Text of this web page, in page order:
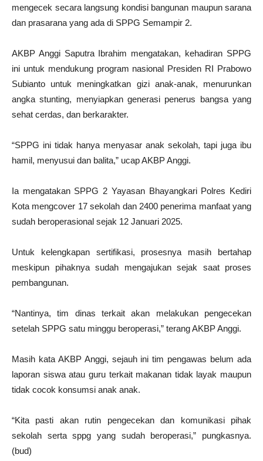
mengecek secara langsung kondisi bangunan maupun sarana
dan prasarana yang ada di SPPG Semampir 2.
AKBP Anggi Saputra Ibrahim mengatakan, kehadiran SPPG
ini untuk mendukung program nasional Presiden RI Prabowo
Subianto untuk meningkatkan gizi anak-anak, menurunkan
angka stunting, menyiapkan generasi penerus bangsa yang
sehat cerdas, dan berkarakter.
“SPPG ini tidak hanya menyasar anak sekolah, tapi juga ibu
hamil, menyusui dan balita,” ucap AKBP Anggi.
Ia mengatakan SPPG 2 Yayasan Bhayangkari Polres Kediri
Kota mengcover 17 sekolah dan 2400 penerima manfaat yang
sudah beroperasional sejak 12 Januari 2025.
Untuk kelengkapan sertifikasi, prosesnya masih bertahap
meskipun pihaknya sudah mengajukan sejak saat proses
pembangunan.
“Nantinya, tim dinas terkait akan melakukan pengecekan
setelah SPPG satu minggu beroperasi,” terang AKBP Anggi.
Masih kata AKBP Anggi, sejauh ini tim pengawas belum ada
laporan siswa atau guru terkait makanan tidak layak maupun
tidak cocok konsumsi anak anak.
“Kita pasti akan rutin pengecekan dan komunikasi pihak
sekolah serta sppg yang sudah beroperasi,” pungkasnya.
(bud)